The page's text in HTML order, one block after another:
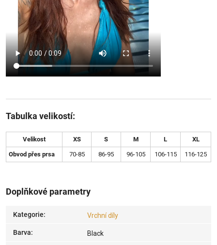
Tabulka velikostí:
Velikost XS S M L XL
Obvod přes prsa 70-85 86-95 96-105 106-115 116-125
Doplňkové parametry
Kategorie: Vrchní díly
Barva: Black